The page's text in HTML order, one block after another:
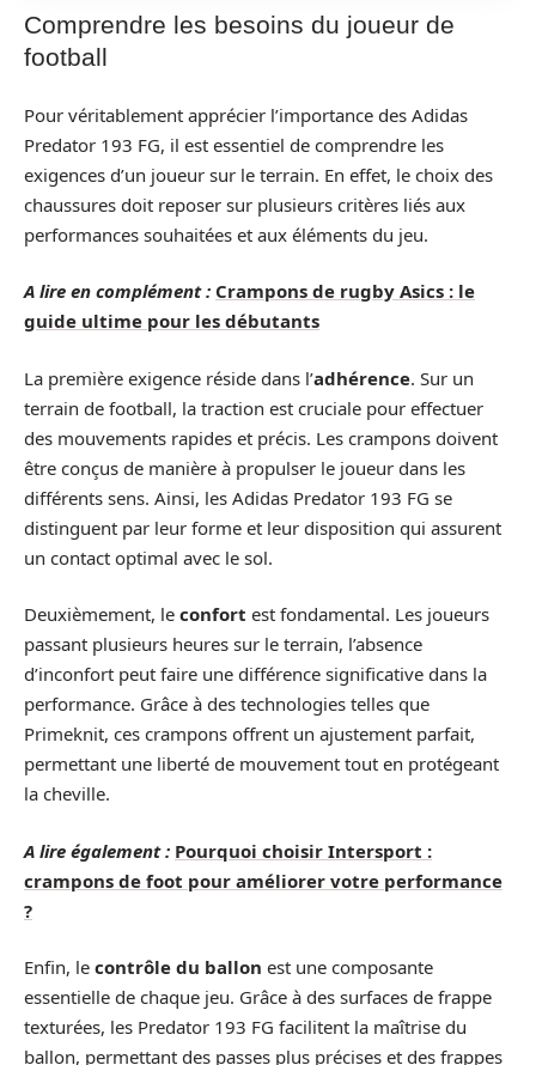
Comprendre les besoins du joueur de
football
Pour véritablement apprécier l’importance des Adidas
Predator 193 FG, il est essentiel de comprendre les
exigences d’un joueur sur le terrain. En effet, le choix des
chaussures doit reposer sur plusieurs critères liés aux
performances souhaitées et aux éléments du jeu.
A lire en complément : Crampons de rugby Asics : le
guide ultime pour les débutants
La première exigence réside dans l’adhérence. Sur un
terrain de football, la traction est cruciale pour effectuer
des mouvements rapides et précis. Les crampons doivent
être conçus de manière à propulser le joueur dans les
différents sens. Ainsi, les Adidas Predator 193 FG se
distinguent par leur forme et leur disposition qui assurent
un contact optimal avec le sol.
Deuxièmement, le confort est fondamental. Les joueurs
passant plusieurs heures sur le terrain, l’absence
d’inconfort peut faire une différence significative dans la
performance. Grâce à des technologies telles que
Primeknit, ces crampons offrent un ajustement parfait,
permettant une liberté de mouvement tout en protégeant
la cheville.
A lire également : Pourquoi choisir Intersport :
crampons de foot pour améliorer votre performance
?
Enfin, le contrôle du ballon est une composante
essentielle de chaque jeu. Grâce à des surfaces de frappe
texturées, les Predator 193 FG facilitent la maîtrise du
ballon, permettant des passes plus précises et des frappes